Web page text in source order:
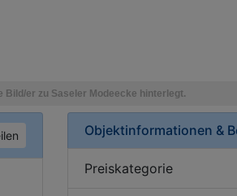
Objektinformationen &
Preiskategorie